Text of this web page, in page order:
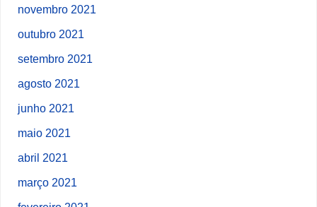
novembro 2021
outubro 2021
setembro 2021
agosto 2021
junho 2021
maio 2021
abril 2021
março 2021